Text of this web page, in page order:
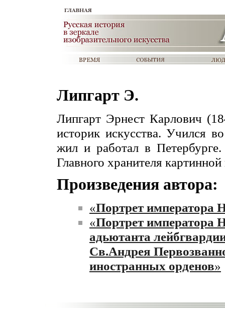
Липгарт Э.
Липгарт Эрнест Карлович
историк искусства. Учился
жил и работал в Петербурге.
Главного хранителя
Произведения автора:
«Портрет императора
«Портрет императора
адьютанта
Св.Андрея
иностранных орденов»